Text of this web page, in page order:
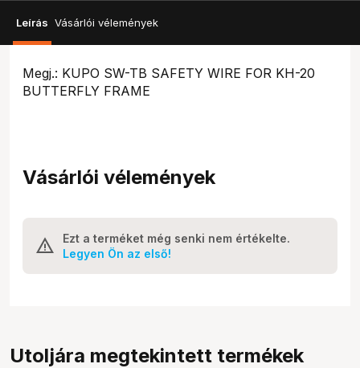
Leírás Vásárlói vélemények
Megj.: KUPO SW-TB SAFETY WIRE FOR KH-20
BUTTERFLY FRAME
Vásárlói vélemények
Ezt a terméket még senki nem értékelte.
Legyen Ön az első!
Utoljára megtekintett termékek